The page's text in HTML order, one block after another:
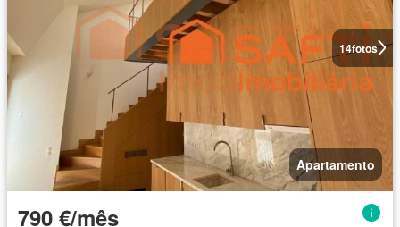
14fotos
Apartamento
790 €/mês